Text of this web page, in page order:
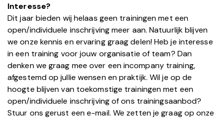
Interesse?
Dit jaar bieden wij helaas geen trainingen met een
open/individuele inschrijving meer aan. Natuurlijk blijven
we onze kennis en ervaring graag delen! Heb je interesse
in een training voor jouw organisatie of team? Dan
denken we graag mee over een incompany training,
afgestemd op jullie wensen en praktijk. Wil je op de
hoogte blijven van toekomstige trainingen met een
open/individuele inschrijving of ons trainingsaanbod?
Stuur ons gerust een e-mail. We zetten je graag op onze